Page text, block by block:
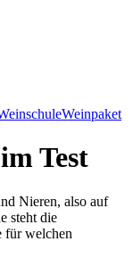
Weinpaket
Test
Nieren, also auf
steht die
für welchen